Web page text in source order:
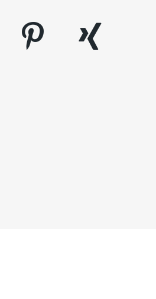
pinterest
xing